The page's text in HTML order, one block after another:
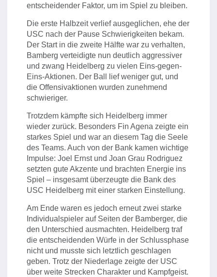
entscheidender Faktor, um im Spiel zu bleiben.
Die erste Halbzeit verlief ausgeglichen, ehe der
USC nach der Pause Schwierigkeiten bekam.
Der Start in die zweite Hälfte war zu verhalten,
Bamberg verteidigte nun deutlich aggressiver
und zwang Heidelberg zu vielen Eins-gegen-
Eins-Aktionen. Der Ball lief weniger gut, und
die Offensivaktionen wurden zunehmend
schwieriger.
Trotzdem kämpfte sich Heidelberg immer
wieder zurück. Besonders Fin Agena zeigte ein
starkes Spiel und war an diesem Tag die Seele
des Teams. Auch von der Bank kamen wichtige
Impulse: Joel Ernst und Joan Grau Rodriguez
setzten gute Akzente und brachten Energie ins
Spiel – insgesamt überzeugte die Bank des
USC Heidelberg mit einer starken Einstellung.
Am Ende waren es jedoch erneut zwei starke
Individualspieler auf Seiten der Bamberger, die
den Unterschied ausmachten. Heidelberg traf
die entscheidenden Würfe in der Schlussphase
nicht und musste sich letztlich geschlagen
geben. Trotz der Niederlage zeigte der USC
über weite Strecken Charakter und Kampfgeist.